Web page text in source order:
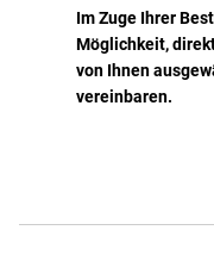
Im Zuge Ihrer
Möglichkeit,
von Ihnen
vereinbaren.